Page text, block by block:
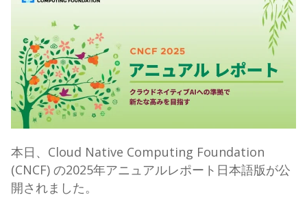
本日、Cloud Native Computing Foundation
(CNCF) の2025年アニュアルレポート日本語版が公
開されました。